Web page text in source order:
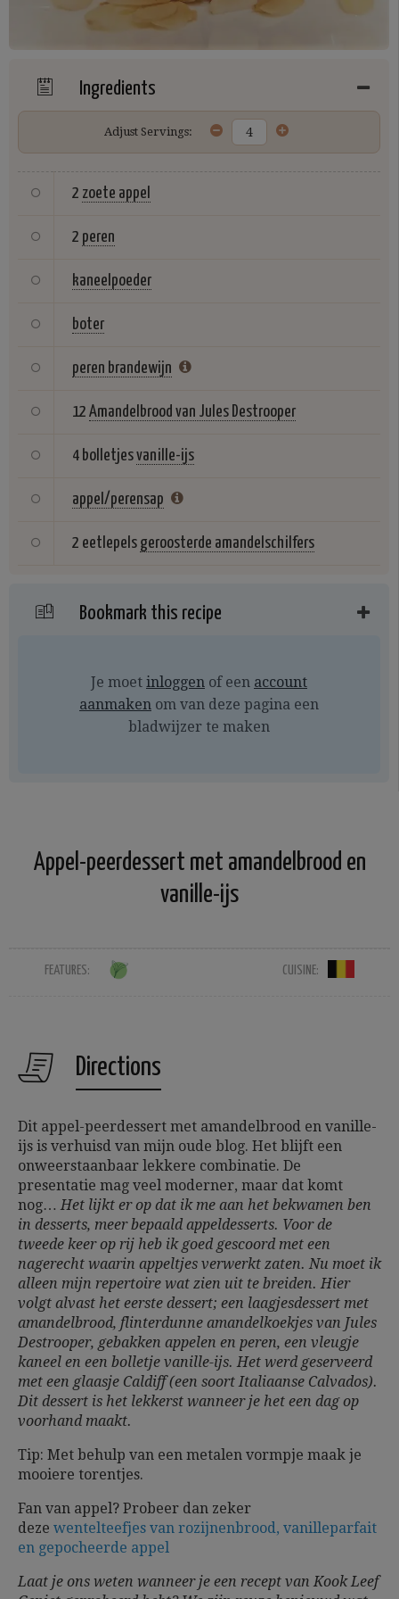
Ingredients
Adjust Servings:
2 zoete appel
2 peren
kaneelpoeder
boter
peren brandewijn
12 Amandelbrood van Jules Destrooper
4 bolletjesvanille-ijs
appel/perensap
2 eetlepels geroosterde amandelschilfers
Bookmark this recipe
Je moet inloggen of een account
aanmaken om van deze pagina een
bladwijzer te maken
Appel-peerdessert met amandelbrood en
vanille-ijs
FEATURES: CUISINE:
Directions
Dit appel-peerdessert met amandelbrood en vanille-
ijs is verhuisd van mijn oude blog. Het blijft een
onweerstaanbaar lekkere combinatie. De
presentatie mag veel moderner, maar dat komt
nog…Het lijkt er op dat ik me aan het bekwamen ben
in desserts, meer bepaald appeldesserts. Voor de
tweede keer op rij heb ik goed gescoord met een
nagerecht waarin appeltjes verwerkt zaten. Nu moet ik
alleen mijn repertoire wat zien uit te breiden. Hier
volgt alvast het eerste dessert; een laagjesdessert met
amandelbrood, flinterdunne amandelkoekjes van Jules
Destrooper, gebakken appelen en peren, een vleugje
kaneel en een bolletje vanille-ijs. Het werd geserveerd
met een glaasje Caldiff (een soort Italiaanse Calvados).
Dit dessert is het lekkerst wanneer je het een dag op
voorhand maakt.
Tip: Met behulp van een metalen vormpje maak je
mooiere torentjes.
Fan van appel? Probeer dan zeker
deze wentelteefjes van rozijnenbrood, vanilleparfait
en gepocheerde appel
Laat je ons weten wanneer je een recept van Kook Leef